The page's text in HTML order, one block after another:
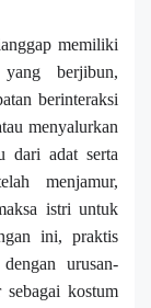
memiliki
berjibun,
berinteraksi
menyalurkan
dari adat serta
menjamur,
istri untuk
ini, praktis
urusan-
sebagai kostum